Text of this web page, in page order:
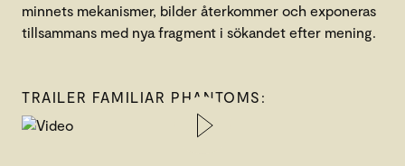
minnets mekanismer, bilder återkommer och exponeras
tillsammans med nya fragment i sökandet efter mening.
TRAILER FAMILIAR PHANTOMS: